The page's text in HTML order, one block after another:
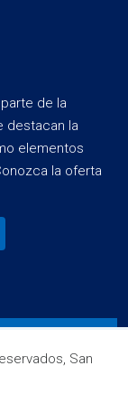
de la
destacan la
elementos
la oferta
San